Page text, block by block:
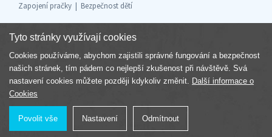
Zapojení pračky
Bezpečnost dětí
Součást skupiny
Tyto stránky využívají cookies
Cookies používáme, abychom zajistili správné fungování a bezpečnost
našich stránek, tím pádem co nejlepší zkušenost při návštěvě. Svá
nastavení cookies můžete později kdykoliv změnit. Další informace o
Cookies
Povolit vše Nastavení Odmítnout